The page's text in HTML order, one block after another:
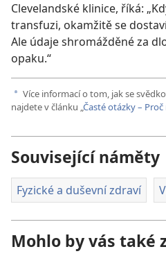
Clevelandské klinice, říká:
transfuzi, okamžitě se
Ale údaje shromážděné za
opaku.“
a Více informací o tom, jak se
najdete v článku „Časté otázky –
Související náměty
Fyzické a duševní zdraví
Mohlo by vás také